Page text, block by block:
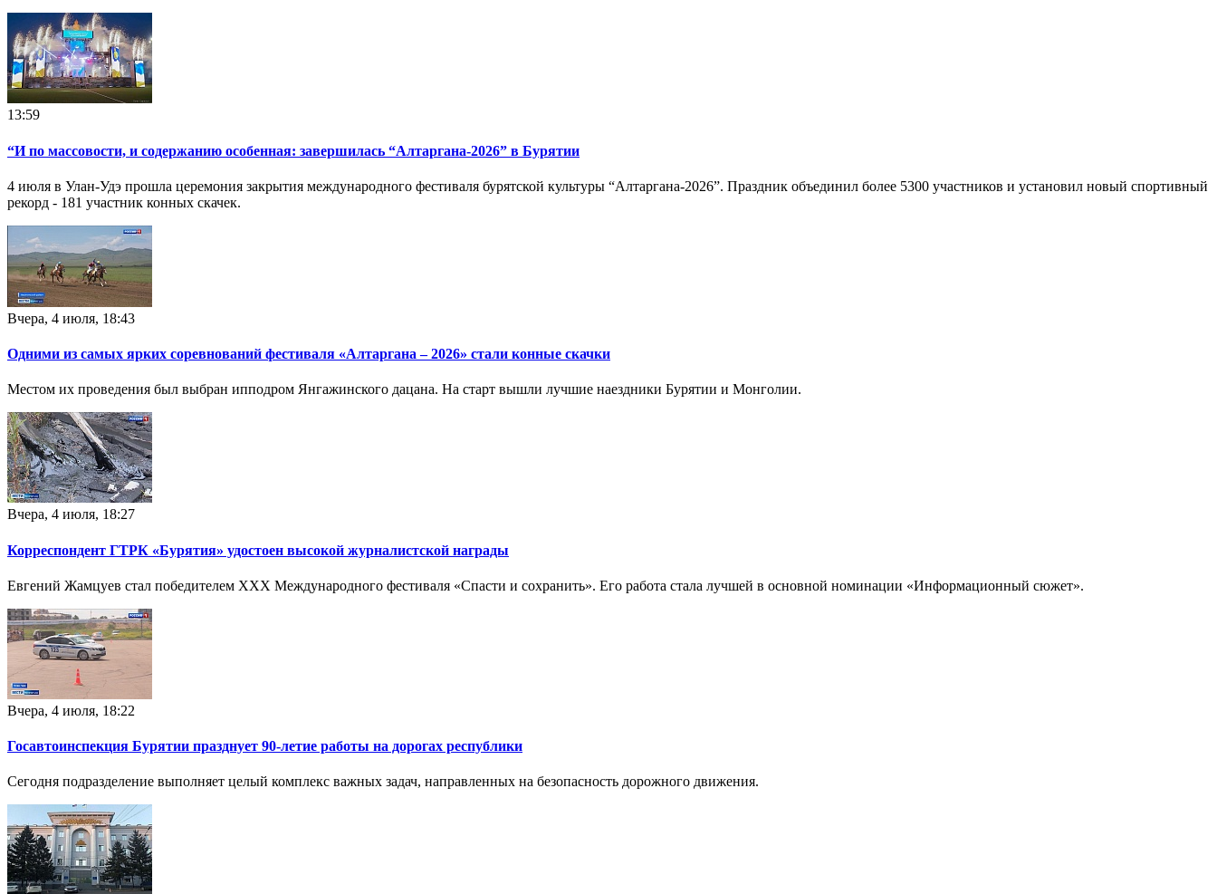
13:59
“И по массовости, и содержанию особенная: завершилась “Алтаргана-2026” в Бурятии
4 июля в Улан-Удэ прошла церемония закрытия международного фестиваля бурятской культуры “Алтаргана-2026”. Праздник объединил более 5300 участников и установил новый спортивный
рекорд - 181 участник конных скачек.
Вчера, 4 июля, 18:43
Одними из самых ярких соревнований фестиваля «Алтаргана – 2026» стали конные скачки
Местом их проведения был выбран ипподром Янгажинского дацана. На старт вышли лучшие наездники Бурятии и Монголии.
Вчера, 4 июля, 18:27
Корреспондент ГТРК «Бурятия» удостоен высокой журналистской награды
Евгений Жамцуев стал победителем XXX Международного фестиваля «Спасти и сохранить». Его работа стала лучшей в основной номинации «Информационный сюжет».
Вчера, 4 июля, 18:22
Госавтоинспекция Бурятии празднует 90-летие работы на дорогах республики
Сегодня подразделение выполняет целый комплекс важных задач, направленных на безопасность дорожного движения.